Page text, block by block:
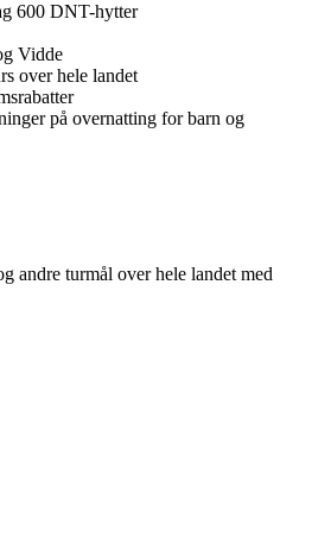
600 DNT-hytter
Vidde
over hele landet
på overnatting for barn og
andre turmål over hele landet med